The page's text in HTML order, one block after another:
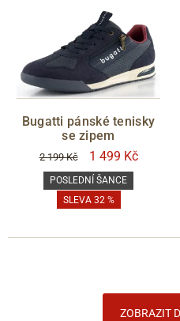
Bugatti pánské tenisky
se zipem
2 199 Kč 1 499 Kč
POSLEDNÍ ŠANCE
SLEVA 32 %
ZOBRAZIT